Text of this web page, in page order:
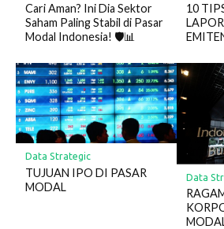
Cari Aman? Ini Dia Sektor
Saham Paling Stabil di Pasar
Modal Indonesia! 🛡️📊
10
Data Strategic
TUJUAN IPO DI PASAR
MODAL
Data